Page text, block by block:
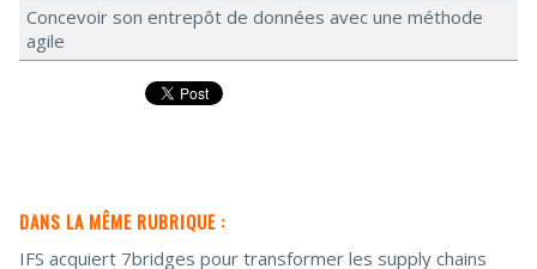
Concevoir son entrepôt de données avec une méthode
agile
DANS LA MÊME RUBRIQUE :
IFS acquiert 7bridges pour transformer les supply chains